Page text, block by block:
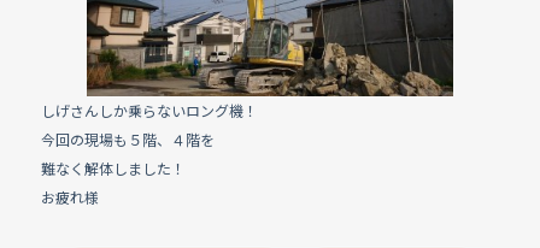
o
o
k
しげさんしか乗らないロング機！
今回の現場も５階、４階を
難なく解体しました！
お疲れ様